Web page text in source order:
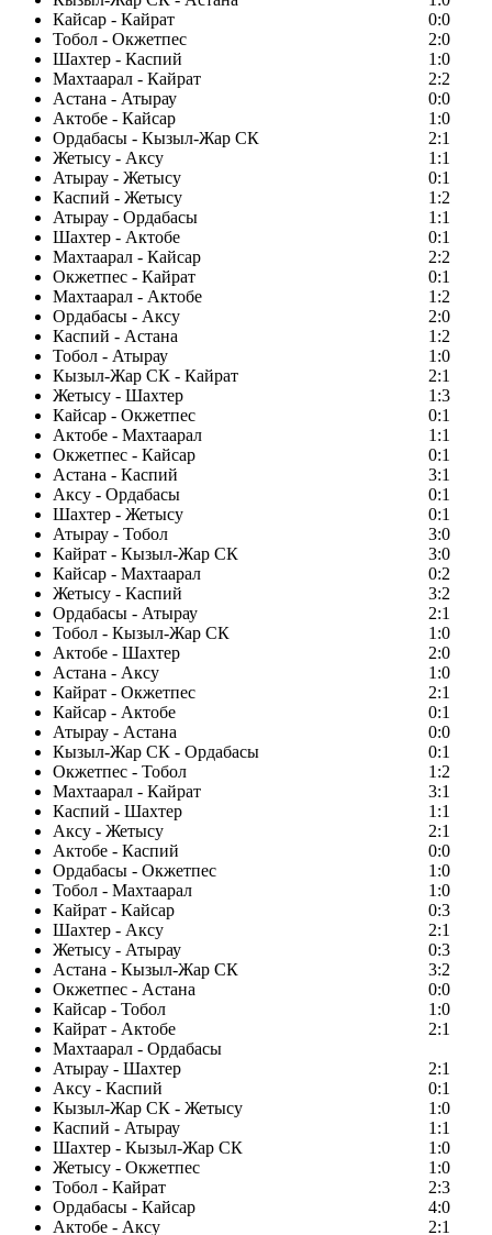
Кайсар - Кайрат
0:0
Тобол - Окжетпес
2:0
Шахтер - Каспий
1:0
Махтаарал - Кайрат
2:2
Астана - Атырау
0:0
Актобе - Кайсар
1:0
Ордабасы - Кызыл-Жар СК
2:1
Жетысу - Аксу
1:1
Атырау - Жетысу
0:1
Каспий - Жетысу
1:2
Атырау - Ордабасы
1:1
Шахтер - Актобе
0:1
Махтаарал - Кайсар
2:2
Окжетпес - Кайрат
0:1
Махтаарал - Актобе
1:2
Ордабасы - Аксу
2:0
Каспий - Астана
1:2
Тобол - Атырау
1:0
Кызыл-Жар СК - Кайрат
2:1
Жетысу - Шахтер
1:3
Кайсар - Окжетпес
0:1
Актобе - Махтаарал
1:1
Окжетпес - Кайсар
0:1
Астана - Каспий
3:1
Аксу - Ордабасы
0:1
Шахтер - Жетысу
0:1
Атырау - Тобол
3:0
Кайрат - Кызыл-Жар СК
3:0
Кайсар - Махтаарал
0:2
Жетысу - Каспий
3:2
Ордабасы - Атырау
2:1
Тобол - Кызыл-Жар СК
1:0
Актобе - Шахтер
2:0
Астана - Аксу
1:0
Кайрат - Окжетпес
2:1
Кайсар - Актобе
0:1
Атырау - Астана
0:0
Кызыл-Жар СК - Ордабасы
0:1
Окжетпес - Тобол
1:2
Махтаарал - Кайрат
3:1
Каспий - Шахтер
1:1
Аксу - Жетысу
2:1
Актобе - Каспий
0:0
Ордабасы - Окжетпес
1:0
Тобол - Махтаарал
1:0
Кайрат - Кайсар
0:3
Шахтер - Аксу
2:1
Жетысу - Атырау
0:3
Астана - Кызыл-Жар СК
3:2
Окжетпес - Астана
0:0
Кайсар - Тобол
1:0
Кайрат - Актобе
2:1
Махтаарал - Ордабасы
Атырау - Шахтер
2:1
Аксу - Каспий
0:1
Кызыл-Жар СК - Жетысу
1:0
Каспий - Атырау
1:1
Шахтер - Кызыл-Жар СК
1:0
Жетысу - Окжетпес
1:0
Тобол - Кайрат
2:3
Ордабасы - Кайсар
4:0
Актобе - Аксу
2:1